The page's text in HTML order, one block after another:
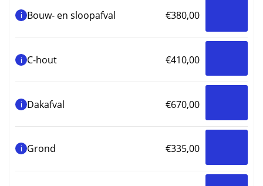
i Bouw- en sloopafval €380,00
i C-hout €410,00
i Dakafval €670,00
i Grond €335,00